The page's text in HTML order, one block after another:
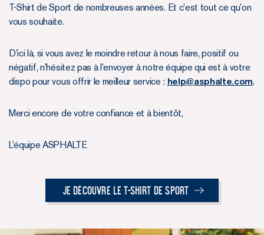
T-Shirt de Sport de nombreuses années. Et c’est tout ce qu’on
vous souhaite.
D’ici là, si vous avez le moindre retour à nous faire, positif ou
négatif, n’hésitez pas à l’envoyer à notre équipe qui est à votre
dispo pour vous offrir le meilleur service : help@asphalte.com.
Merci encore de votre confiance et à bientôt,
L’équipe ASPHALTE
Je découvre le T-Shirt de Sport